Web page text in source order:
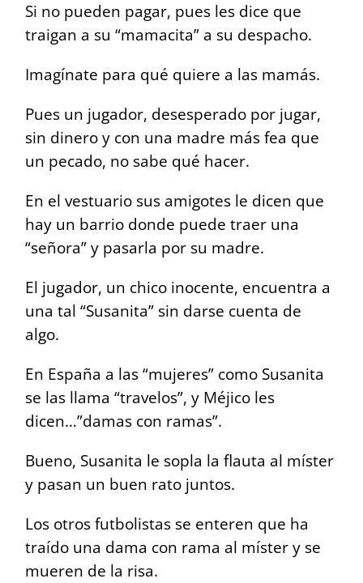
Si no pueden pagar, pues les dice que
traigan a su “mamacita” a su despacho.
Imagínate para qué quiere a las mamás.
Pues un jugador, desesperado por jugar,
sin dinero y con una madre más fea que
un pecado, no sabe qué hacer.
En el vestuario sus amigotes le dicen que
hay un barrio donde puede traer una
“señora” y pasarla por su madre.
El jugador, un chico inocente, encuentra a
una tal “Susanita” sin darse cuenta de
algo.
En España a las “mujeres” como Susanita
se las llama “travelos”, y Méjico les
dicen…”damas con ramas”.
Bueno, Susanita le sopla la flauta al míster
y pasan un buen rato juntos.
Los otros futbolistas se enteren que ha
traído una dama con rama al míster y se
mueren de la risa.